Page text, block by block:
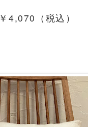
￥4,070（税込）